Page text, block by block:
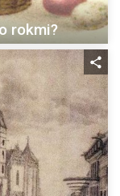
rokmi?